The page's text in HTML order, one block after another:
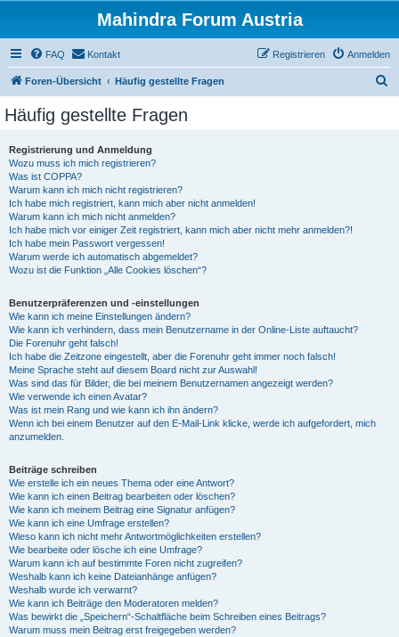
Mahindra Forum Austria
FAQ Kontakt Anmelden
Registrieren
Foren-Übersicht Häufig gestellte Fragen
Häufig gestellte Fragen
Registrierung und Anmeldung
Wozu muss ich mich registrieren?
Was ist COPPA?
Warum kann ich mich nicht registrieren?
Ich habe mich registriert, kann mich aber nicht anmelden!
Warum kann ich mich nicht anmelden?
Ich habe mich vor einiger Zeit registriert, kann mich aber nicht mehr anmelden?!
Ich habe mein Passwort vergessen!
Warum werde ich automatisch abgemeldet?
Wozu ist die Funktion „Alle Cookies löschen“?
Benutzerpräferenzen und -einstellungen
Wie kann ich meine Einstellungen ändern?
Wie kann ich verhindern, dass mein Benutzername in der Online-Liste auftaucht?
Die Forenuhr geht falsch!
Ich habe die Zeitzone eingestellt, aber die Forenuhr geht immer noch falsch!
Meine Sprache steht auf diesem Board nicht zur Auswahl!
Was sind das für Bilder, die bei meinem Benutzernamen angezeigt werden?
Wie verwende ich einen Avatar?
Was ist mein Rang und wie kann ich ihn ändern?
Wenn ich bei einem Benutzer auf den E-Mail-Link klicke, werde ich aufgefordert, mich
anzumelden.
Beiträge schreiben
Wie erstelle ich ein neues Thema oder eine Antwort?
Wie kann ich einen Beitrag bearbeiten oder löschen?
Wie kann ich meinem Beitrag eine Signatur anfügen?
Wie kann ich eine Umfrage erstellen?
Wieso kann ich nicht mehr Antwortmöglichkeiten erstellen?
Wie bearbeite oder lösche ich eine Umfrage?
Warum kann ich auf bestimmte Foren nicht zugreifen?
Weshalb kann ich keine Dateianhänge anfügen?
Weshalb wurde ich verwarnt?
Wie kann ich Beiträge den Moderatoren melden?
Was bewirkt die „Speichern“-Schaltfläche beim Schreiben eines Beitrags?
Warum muss mein Beitrag erst freigegeben werden?